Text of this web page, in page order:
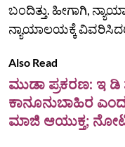
ಬಂದಿತ್ತು. ಹೀಗಾಗಿ,
ನ್ಯಾಯಾಲಯಕ್ಕೆ
Also Read
ಮುಡಾ ಪ್ರಕರಣ: ಇ
ಕಾನೂನುಬಾಹಿರ
ಮಾಜಿ ಆಯುಕ್ತ;